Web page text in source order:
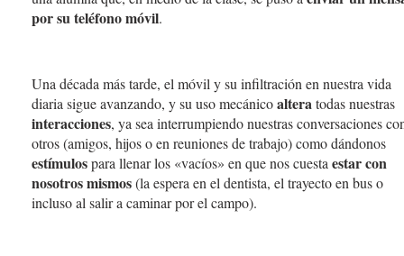
por su teléfono móvil.
Una década más tarde, el móvil y su infiltración en nuestra vida
diaria sigue avanzando, y su uso mecánicoaltera todas nuestras
interacciones, ya sea interrumpiendo nuestras conversaciones
otros (amigos, hijos o en reuniones de trabajo) como dándonos
estímulospara llenar los «vacíos» en que nos cuesta estar con
nosotros mismos(la espera en el dentista, el trayecto en bus o
incluso al salir a caminar por el campo).